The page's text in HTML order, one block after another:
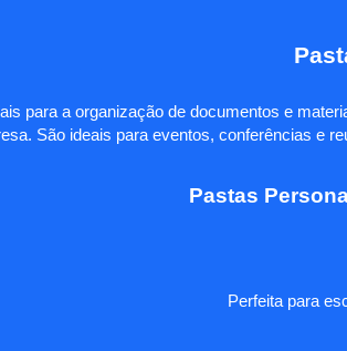
para a organização de documentos e
São ideais para eventos, conferências e
Pastas
Perfeita para